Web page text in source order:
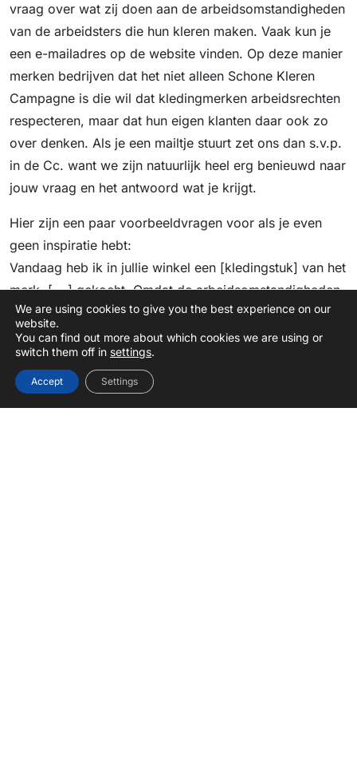
vraag over wat zij doen aan de arbeidsomstandigheden
van de arbeidsters die hun kleren maken. Vaak kun je
een e-mailadres op de website vinden. Op deze manier
merken bedrijven dat het niet alleen Schone Kleren
Campagne is die wil dat kledingmerken arbeidsrechten
respecteren, maar dat hun eigen klanten daar ook zo
over denken. Als je een mailtje stuurt zet ons dan s.v.p.
in de Cc. want we zijn natuurlijk heel erg benieuwd naar
jouw vraag en het antwoord wat je krijgt.
Hier zijn een paar voorbeeldvragen voor als je even
geen inspiratie hebt:
Vandaag heb ik in jullie winkel een [kledingstuk] van het
merk [….] gekocht. Omdat de arbeidsomstandigheden
in de kledingindustrie vaak slecht zijn maak ik me
zorgen om de arbeidsters die dit kledingstuk gemaakt
hebben. Ik wil eigenlijk alleen maar kleren kopen die
onder goede arbeidsomstandigheden zijn gemaakt.
We are using cookies to give you the best experience on our
website.
You can find out more about which cookies we are using or
switch them off in settings.
Accept Settings